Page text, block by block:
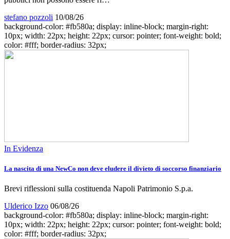
stefano pozzoli 10/08/26
background-color: #fb580a; display: inline-block; margin-right:
10px; width: 22px; height: 22px; cursor: pointer; font-weight: bold;
color: #fff; border-radius: 32px;
In Evidenza
La nascita di una NewCo non deve eludere il divieto di soccorso finanziario
Brevi riflessioni sulla costituenda Napoli Patrimonio S.p.a.
Ulderico Izzo 06/08/26
background-color: #fb580a; display: inline-block; margin-right:
10px; width: 22px; height: 22px; cursor: pointer; font-weight: bold;
color: #fff; border-radius: 32px;